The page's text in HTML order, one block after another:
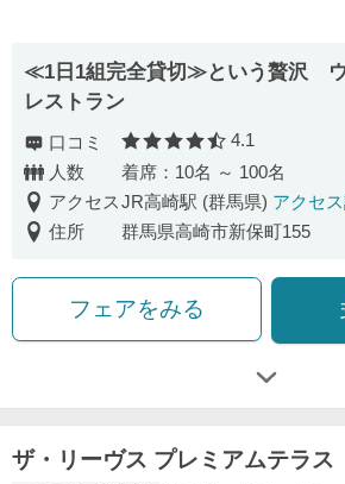
≪1日1組完全貸切≫という贅沢 ウ
レストラン
口コミ 口コミ評価
4.1
人数
着席：10名 ～ 100名
アクセスJR高崎駅 (群馬県) アクセ
住所
群馬県高崎市新保町155
フェアをみる
ザ・リーヴス プレミアムテラス